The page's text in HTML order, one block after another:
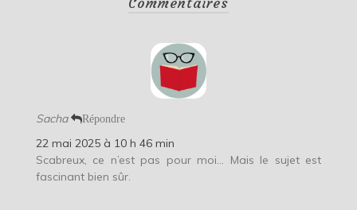
Sacha Répondre
22 mai 2025 à 10 h 46 min
Scabreux, ce n’est pas pour moi… Mais le sujet est
fascinant bien sûr.